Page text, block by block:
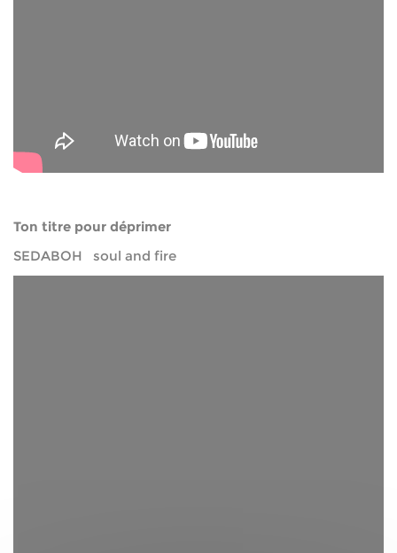
Ton titre pour déprimer
SEDABOH soul and fire